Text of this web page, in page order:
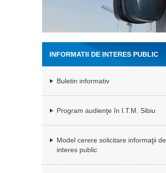
INFORMATII DE INTERES PUBLIC
Buletin informativ
Program audienţe în I.T.M. Sibiu
Model cerere solicitare informaţii de
interes public